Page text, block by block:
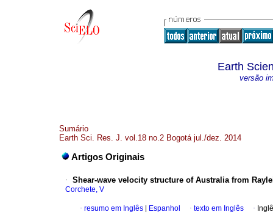
Earth
versão
Sumário
Earth Sci. Res. J. vol.18 no.2 Bogotá jul./dez. 2014
Artigos Originais
· Shear-wave velocity structure of Australia from
Corchete, V
· resumo em Inglês Espanhol · texto em Inglês ·